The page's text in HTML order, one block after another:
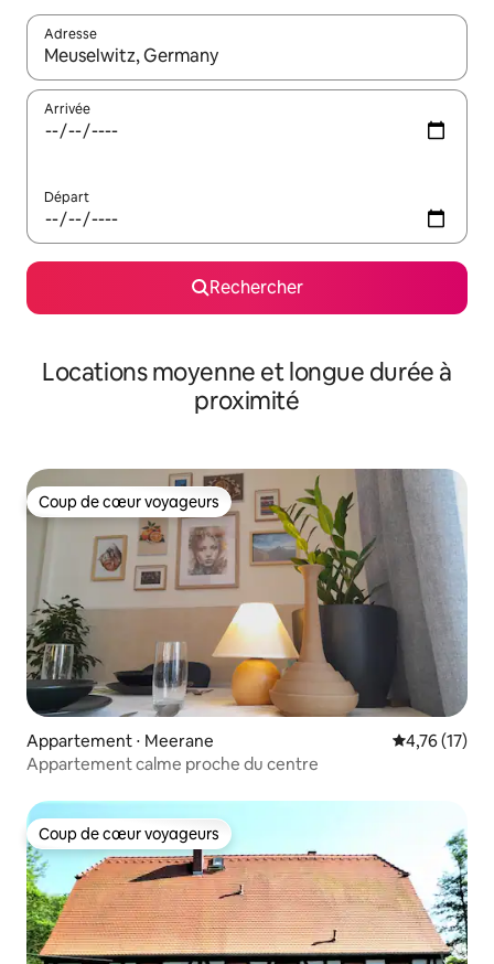
Adresse
Lorsque les résultats s'affichent, utilisez les flèches vers le
Arrivée
Départ
Rechercher
Locations moyenne et longue durée à
proximité
Coup de cœur voyageurs
Coup de cœur voyageurs
Appartement ⋅ Meerane Évaluation
4,76 (17)
Appartement calme proche du centre
Coup de cœur voyageurs
Coup de cœur voyageurs